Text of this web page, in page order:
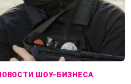
ШОУ-БИЗНЕСА